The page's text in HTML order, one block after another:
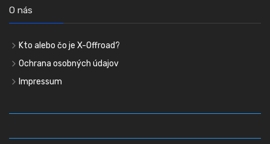
O nás
Kto alebo čo je X-Offroad?
Ochrana osobných údajov
Impressum